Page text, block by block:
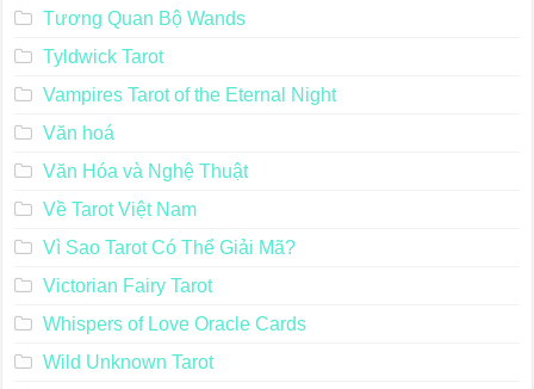
Tương Quan Bộ Wands
Tyldwick Tarot
Vampires Tarot of the Eternal Night
Văn hoá
Văn Hóa và Nghệ Thuật
Về Tarot Việt Nam
Vì Sao Tarot Có Thể Giải Mã?
Victorian Fairy Tarot
Whispers of Love Oracle Cards
Wild Unknown Tarot